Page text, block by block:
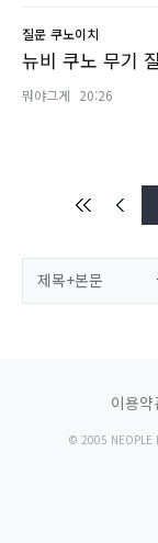
질문 쿠노이치
뉴비 쿠노 무기
뭐야그게 20:26
제목+본문
이용약
© 2005 NEOPLE